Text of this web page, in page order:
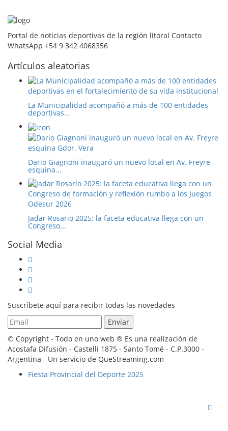
Portal de noticias deportivas de la región litoral Contacto
WhatsApp +54 9 342 4068356
Artículos aleatorias
La Municipalidad acompañó a más de 100 entidades
deportivas...
Dario Giagnoni inauguró un nuevo local en Av. Freyre
esquina...
Jadar Rosario 2025: la faceta educativa llega con un
Congreso...
Social Media
Suscríbete aquí para recibir todas las novedades
© Copyright - Todo en uno web ® Es una realización de
Acostafa Difusión - Castelli 1875 - Santo Tomé - C.P.3000 -
Argentina - Un servicio de QueStreaming.com
Fiesta Provincial del Deporte 2025